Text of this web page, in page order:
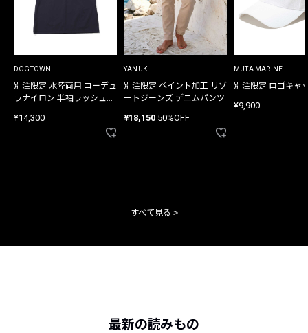
DOGTOWN
別注限定 水陸両用 コーデュ
ラナイロン 半袖ラッシュガ
¥14,300
YANUK
別注限定 ペイント加工 リゾ
ートジーンズ デニムパンツ
¥18,150 50%OFF
MUTA MARINE
別注限定 ロゴキャ
¥9,900
すべて見る
最新の読みもの